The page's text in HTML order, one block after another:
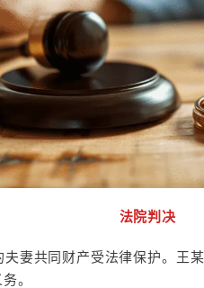
法院判决
妻共同财产受法律保护。王
。